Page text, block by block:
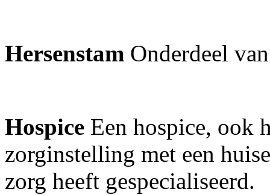
Hersenstam Onderdeel
Hospice Een hospice, ook
zorginstelling met een
zorg heeft gespecialiseerd.